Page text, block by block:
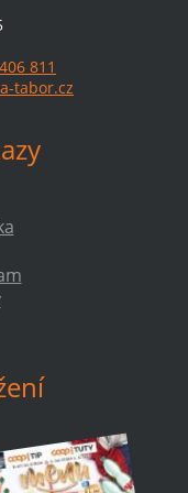
811
tabor.cz